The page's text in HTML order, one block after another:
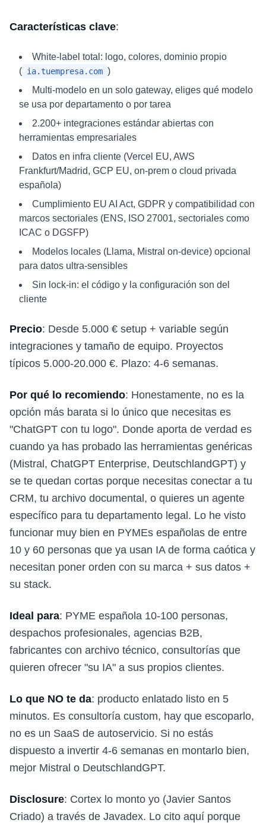
Características clave:
White-label total: logo, colores, dominio propio
( ia.tuempresa.com )
Multi-modelo en un solo gateway, eliges qué modelo
se usa por departamento o por tarea
2.200+ integraciones estándar abiertas con
herramientas empresariales
Datos en infra cliente (Vercel EU, AWS
Frankfurt/Madrid, GCP EU, on-prem o cloud privada
española)
Cumplimiento EU AI Act, GDPR y compatibilidad con
marcos sectoriales (ENS, ISO 27001, sectoriales como
ICAC o DGSFP)
Modelos locales (Llama, Mistral on-device) opcional
para datos ultra-sensibles
Sin lock-in: el código y la configuración son del
cliente
Precio: Desde 5.000 € setup + variable según
integraciones y tamaño de equipo. Proyectos
típicos 5.000-20.000 €. Plazo: 4-6 semanas.
Por qué lo recomiendo: Honestamente, no es la
opción más barata si lo único que necesitas es
"ChatGPT con tu logo". Donde aporta de verdad es
cuando ya has probado las herramientas genéricas
(Mistral, ChatGPT Enterprise, DeutschlandGPT) y
se te quedan cortas porque necesitas conectar a tu
CRM, tu archivo documental, o quieres un agente
específico para tu departamento legal. Lo he visto
funcionar muy bien en PYMEs españolas de entre
10 y 60 personas que ya usan IA de forma caótica y
necesitan poner orden con su marca + sus datos +
su stack.
Ideal para: PYME española 10-100 personas,
despachos profesionales, agencias B2B,
fabricantes con archivo técnico, consultorías que
quieren ofrecer "su IA" a sus propios clientes.
Lo que NO te da: producto enlatado listo en 5
minutos. Es consultoría custom, hay que escoparlo,
no es un SaaS de autoservicio. Si no estás
dispuesto a invertir 4-6 semanas en montarlo bien,
mejor Mistral o DeutschlandGPT.
Disclosure: Cortex lo monto yo (Javier Santos
Criado) a través de Javadex. Lo cito aquí porque